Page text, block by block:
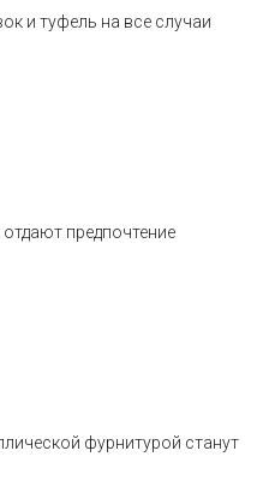
и туфель на все случаи
предпочтение
фурнитурой станут